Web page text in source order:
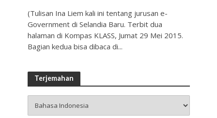
(Tulisan Ina Liem kali ini tentang jurusan e-
Government di Selandia Baru. Terbit dua
halaman di Kompas KLASS, Jumat 29 Mei 2015.
Bagian kedua bisa dibaca di...
Terjemahan